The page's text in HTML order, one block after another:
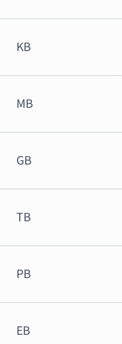
KB
MB
GB
TB
PB
EB